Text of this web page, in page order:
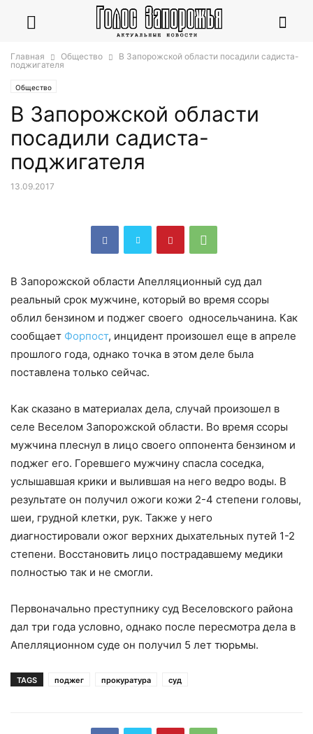
Главная Общество
В Запорожской области посадили садиста-
поджигателя
Общество
В Запорожской области
посадили садиста-
поджигателя
13.09.2017
В Запорожской области Апелляционный суд дал
реальный срок мужчине, который во время ссоры
облил бензином и поджег своего односельчанина. Как
сообщает Форпост, инцидент произошел еще в апреле
прошлого года, однако точка в этом деле была
поставлена только сейчас.
Как сказано в материалах дела, случай произошел в
селе Веселом Запорожской области. Во время ссоры
мужчина плеснул в лицо своего оппонента бензином и
поджег его. Горевшего мужчину спасла соседка,
услышавшая крики и вылившая на него ведро воды. В
результате он получил ожоги кожи 2-4 степени головы,
шеи, грудной клетки, рук. Также у него
диагностировали ожог верхних дыхательных путей 1-2
степени. Восстановить лицо пострадавшему медики
полностью так и не смогли.
Первоначально преступнику суд Веселовского района
дал три года условно, однако после пересмотра дела в
Апелляционном суде он получил 5 лет тюрьмы.
TAGS поджег прокуратура суд